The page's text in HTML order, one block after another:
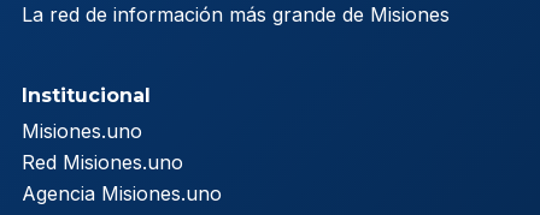
La red de información más grande de Misiones
Institucional
Misiones.uno
Red Misiones.uno
Agencia Misiones.uno